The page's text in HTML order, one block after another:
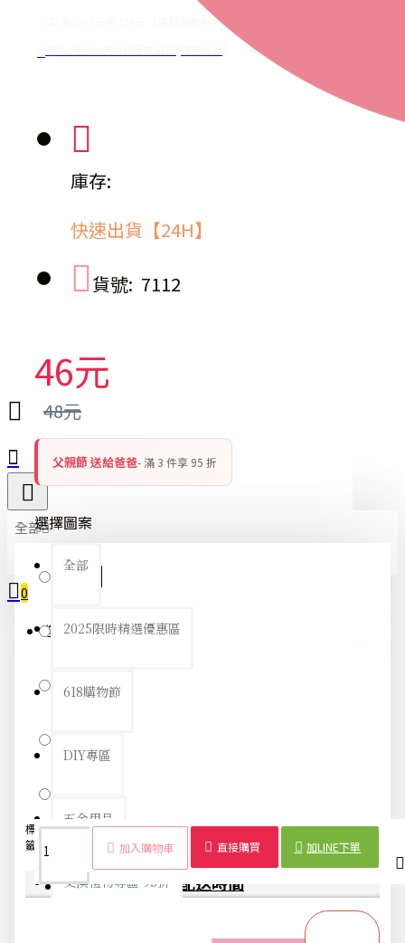
全部
全部
2025限時精選優惠區
618購物節
DIY專區
五金用品
交換禮物專區 95折
0
您的購物車內沒有商品！
享滿2000元折250元【滿額自動折】
庫存:
快速出貨【24H】
貨號: 7112
46元
48元
父親節 送給爸爸- 滿 3 件享 95 折
選擇圖案
棒棒糖
皇冠
蝴蝶結
加入購物車 直接購買 加LINE下單
標
籤：
指甲
不銹
鋼
指甲
刀
平
美甲工
具
修
甲
可愛造
型
指甲護
理
商品詳情 配送時間